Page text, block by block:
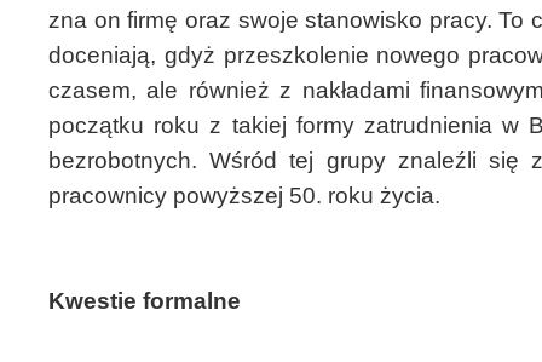
zna on firmę oraz swoje stanowisko pracy. To
doceniają, gdyż przeszkolenie nowego
czasem, ale również z nakładami
początku roku z takiej formy zatrudnienia w
bezrobotnych. Wśród tej grupy znaleźli się
pracownicy powyższej 50. roku życia.
Kwestie formalne